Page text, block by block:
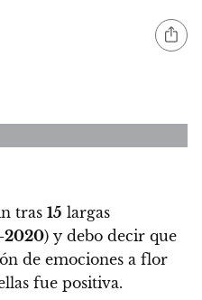
tras 15 largas
2020) y debo decir que
de emociones a flor
fue positiva.